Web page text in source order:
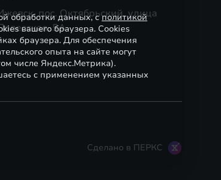
пос. Октябрьский, улица
5А
Сделано в ПЕРКС
обработки данных, сполитикой
вашего браузера. Cookies
браузера. Для обеспечения
опыта на сайте могут
числе Яндекс.Метрика).
с применением указанных